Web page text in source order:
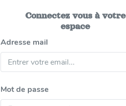
Connectez vous à votre
espace
Adresse mail
Mot de passe